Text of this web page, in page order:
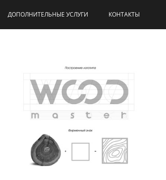
ДОПОЛНИТЕЛЬНЫЕ УСЛУГИ КОНТАКТЫ